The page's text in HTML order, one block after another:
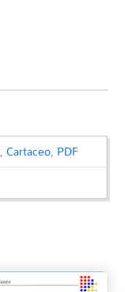
,Cartaceo, PDF